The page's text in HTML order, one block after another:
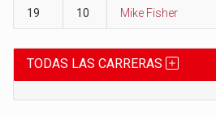
19 10 Mike Fisher
TODAS LAS CARRERAS